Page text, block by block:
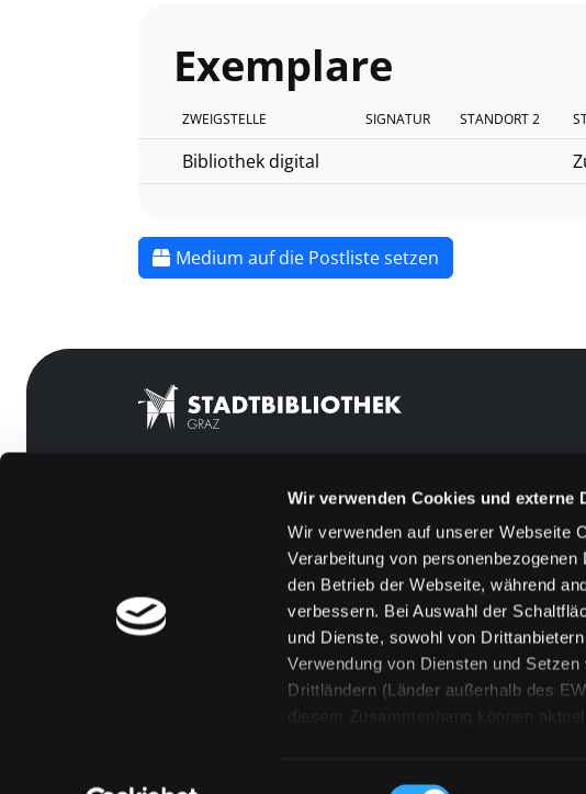
Wir verwenden Cookies und externe
Wir verwenden auf unserer Webseite
Verarbeitung von
den Betrieb der Webseite, während
verbessern. Bei Auswahl der
und Dienste, sowohl von
Verwendung von Diensten und
Drittländern (Länder außerhalb des
diesem Zusammenhang können
Einwilligungsauswahl
Exemplare
ZWEIGSTELLE SIGNATUR STANDORT 2
Bibliothek digital
Medium auf die Postliste setzen
[kju:b]
Feedback
Kontakt
Über uns
Jobs
Medienwunsch
FAQs